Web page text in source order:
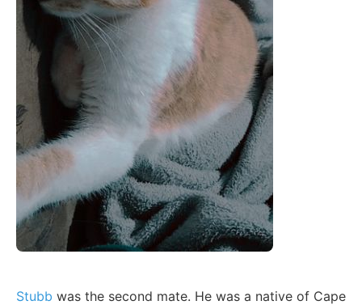
Stubb was the second mate. He was a native of Cape